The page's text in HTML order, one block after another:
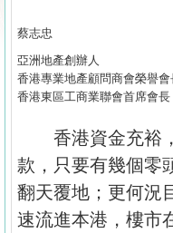
谷
按
揭
產
博
客
蔡志忠
亞洲地產創辦人
香港專業地產顧問商會榮譽
香港東區工商業聯會首席會長
香港資金充裕，
款，只要有幾個零
翻天覆地；更何況
速流進本港，樓市